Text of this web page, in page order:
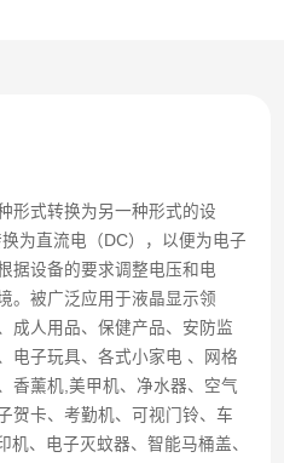
形式转换为另一种形式的设
为直流电（DC），以便为电子
据设备的要求调整电压和电
。被广泛应用于液晶显示领
成人用品、保健产品、安防监
电子玩具、各式小家电 、网格
香薰机,美甲机、净水器、空气
贺卡、考勤机、可视门铃、车
、电子灭蚊器、智能马桶盖、